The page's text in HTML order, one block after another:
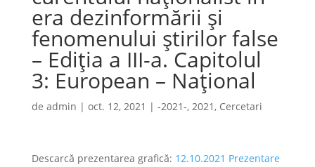
era dezinformării și
fenomenului știrilor false
– Ediția a III-a. Capitolul
3: European – Național
de admin | oct. 12, 2021 | -2021-, 2021, Cercetari
Descarcă prezentarea grafică: 12.10.2021 Prezentare